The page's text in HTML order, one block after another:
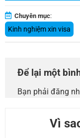
Chuyên mục:
Kinh nghiệm xin visa
Để lại một
Bạn phải đăng
Vì